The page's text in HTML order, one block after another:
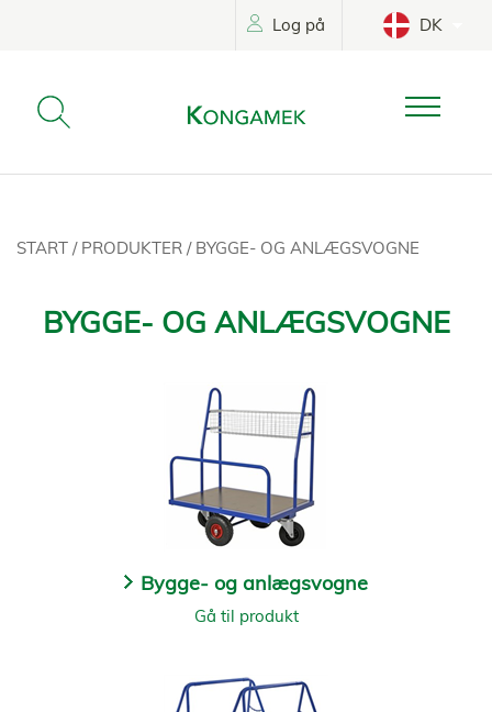
Log på DK
START / PRODUKTER / BYGGE- OG ANLÆGSVOGNE
BYGGE- OG ANLÆGSVOGNE
Bygge- og anlægsvogne
Gå til produkt